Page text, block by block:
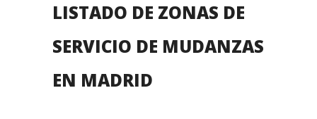
LISTADO DE ZONAS DE
SERVICIO DE MUDANZAS
EN MADRID